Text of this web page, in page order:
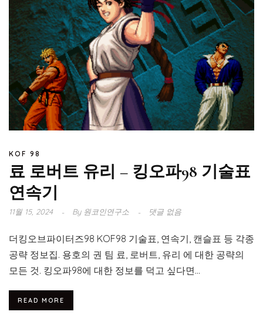
KOF 98
료 로버트 유리 – 킹오파98 기술표
연속기
11월 15, 2024 By원코인연구소 댓글 없음
더킹오브파이터즈98 KOF98 기술표, 연속기, 캔슬표 등 각종
공략 정보집. 용호의 권 팀 료, 로버트, 유리 에 대한 공략의
모든 것. 킹오파98에 대한 정보를 덕고 싶다면...
READ MORE